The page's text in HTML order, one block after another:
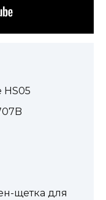
HS05
щетка для